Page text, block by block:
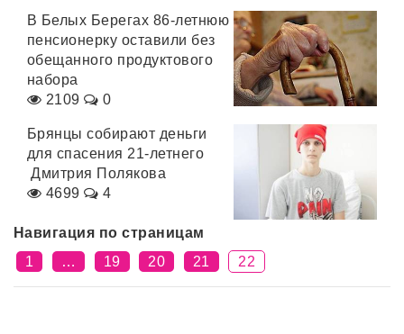
В Белых Берегах 86-летнюю
пенсионерку оставили без
обещанного продуктового
набора
2109
0
Брянцы собирают деньги
для спасения 21-летнего
Дмитрия Полякова
4699
4
Навигация по страницам
1
… 19 20 21 22